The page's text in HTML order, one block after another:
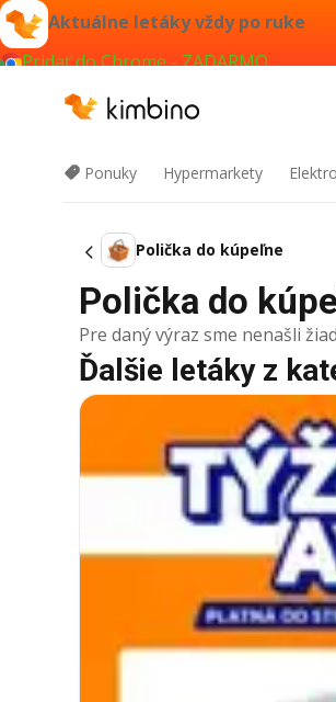
Aktuálne letáky vždy po ruke
Pridať do Chrome - ZADARMO
Ponuky Hypermarkety
Polička do kúpeľne
Polička do
Pre daný výraz sme nenašli
Ďalšie letáky z